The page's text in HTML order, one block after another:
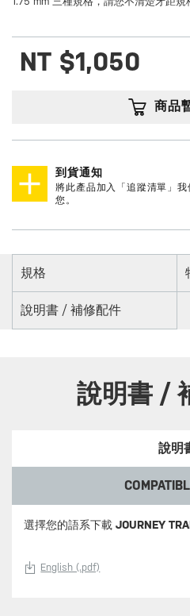
NT $1,050
商品
到貨通知
將此產品加入「追蹤清單」
您。
規格
說明書 / 補修配件
說明書 /
說明
選擇您的語系下載 JOURNEY
English (.pdf)